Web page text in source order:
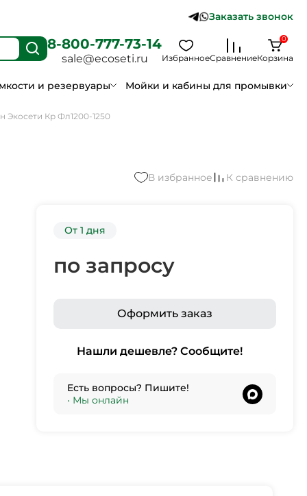
Заказать звонок
8-800-777-73-14
sale@ecoseti.ru ИзбранноеСравнениеКорзина
0
и резервуары Мойки и кабины для промывки
Экосети Кр Фл1200-1250
В избранное К сравнению
От 1 дня
по запросу
Оформить заказ
Нашли дешевле? Сообщите!
Есть вопросы? Пишите!
• Мы онлайн